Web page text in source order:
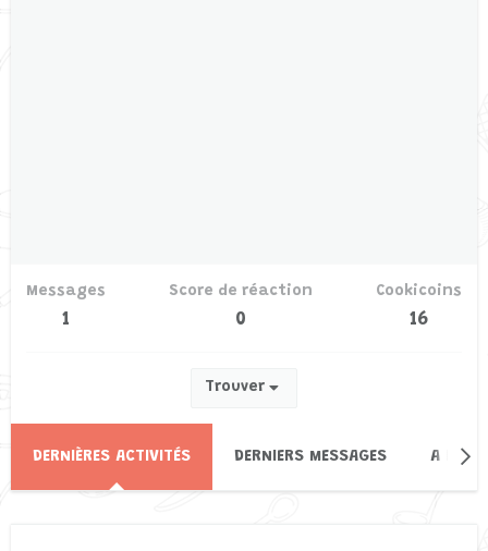
Messages
1
Score de réaction
0
Cookicoins
16
Trouver
DERNIÈRES ACTIVITÉS DERNIERS MESSAGES A